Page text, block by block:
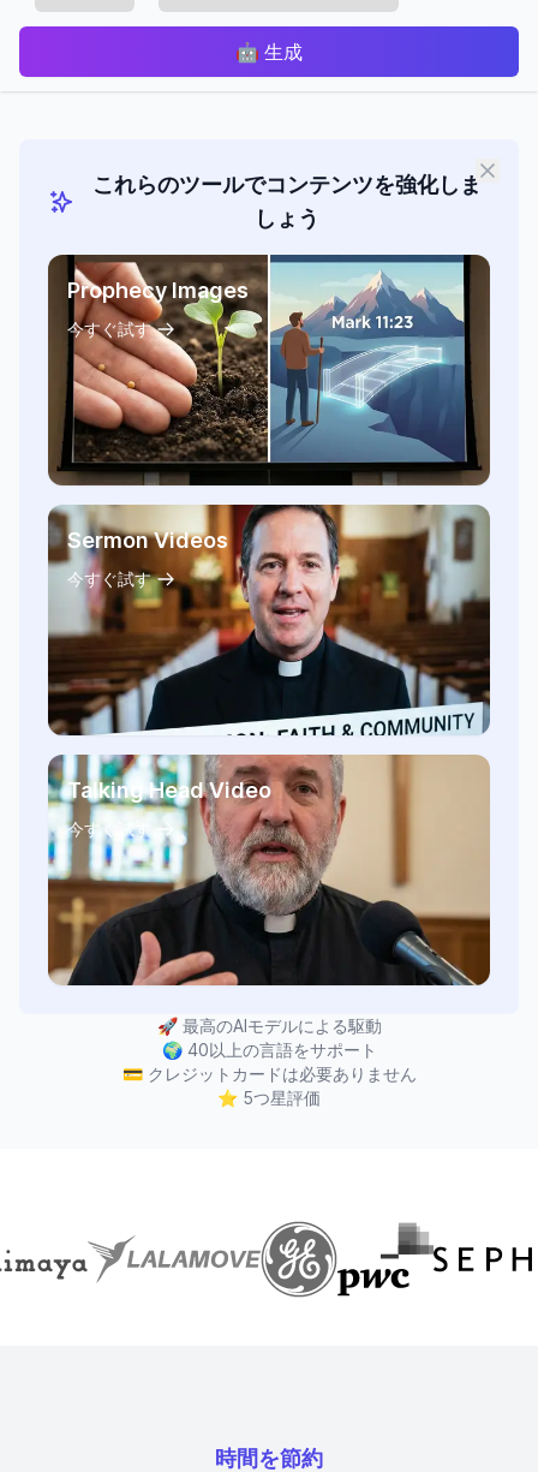
🤖 生成
これらのツールでコンテンツを強化しま
しょう
Prophecy Images
今すぐ試す
Sermon Videos
今すぐ試す
Talking Head Video
今すぐ試す
🚀 最高のAIモデルによる駆動
🌍 40以上の言語をサポート
💳 クレジットカードは必要ありません
⭐ 5つ星評価
時間を節約